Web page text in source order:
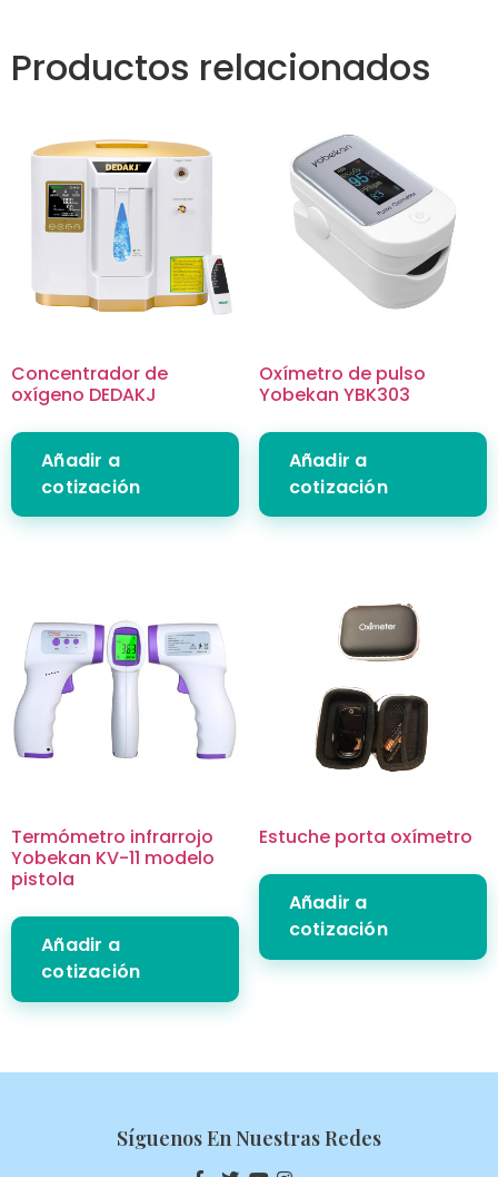
Productos relacionados
Concentrador de
oxígeno DEDAKJ
Añadir a
cotización
Oxímetro de pulso
Yobekan YBK303
Añadir a
cotización
Termómetro infrarrojo
Yobekan KV-11 modelo
pistola
Añadir a
cotización
Estuche porta oxímetro
Añadir a
cotización
Síguenos En Nuestras Redes